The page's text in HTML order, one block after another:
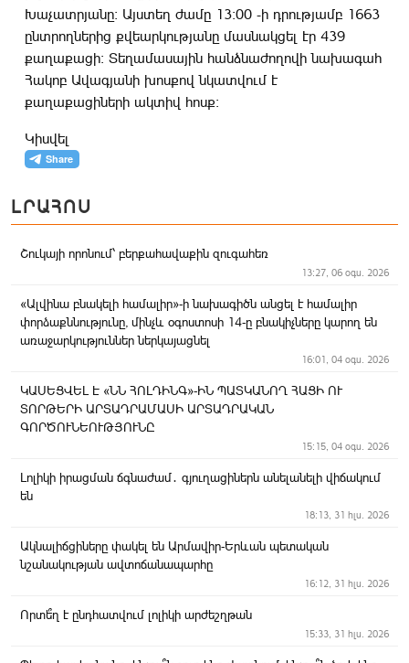
Խաչատրյանը։ Այստեղ ժամը 13։00 -ի դրությամբ 1663
ընտրողներից քվեարկությանը մասնակցել էր 439
քաղաքացի։ Տեղամասային հանձնաժողովի նախագահ
Հակոբ Ավագյանի խոսքով նկատվում է
քաղաքացիների ակտիվ հոսք։
Կիսվել
ԼՐԱՀՈՍ
Շուկայի որոնում՝ բերքահավաքին զուգահեռ
13:27, 06 օգս. 2026
«Ալվինա բնակելի համալիր»-ի նախագիծն անցել է համալիր
փորձաքննությունը, մինչև օգոստոսի 14-ը բնակիչները կարող են
առաջարկություններ ներկայացնել
16:01, 04 օգս. 2026
ԿԱՍԵՑՎԵԼ Է «ՆՆ ՀՈԼԴԻՆԳ»-ԻՆ ՊԱՏԿԱՆՈՂ ՀԱՑԻ ՈՒ
ՏՈՐԹԵՐԻ ԱՐՏԱԴՐԱՄԱՍԻ ԱՐՏԱԴՐԱԿԱՆ
ԳՈՐԾՈՒՆԵՈՒԹՅՈՒՆԸ
15:15, 04 օգս. 2026
Լոլիկի իրացման ճգնաժամ․ գյուղացիներն անելանելի վիճակում
են
18:13, 31 հլս. 2026
Ակնալիճցիները փակել են Արմավիր-Երևան պետական
նշանակության ավտոճանապարհը
16:12, 31 հլս. 2026
Որտե՞ղ է ընդհատվում լոլիկի արժեշղթան
15:33, 31 հլս. 2026